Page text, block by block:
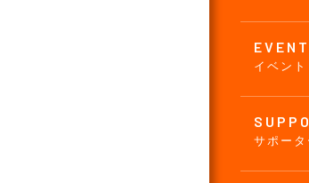
EVENT
イベント
サポー